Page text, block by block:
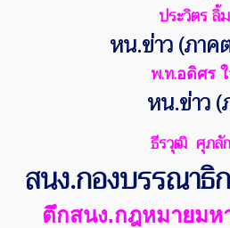
ประวิตร ลิ้
หน.ข่าว (ภาค
พ.ท.อดิศร
หน.ข่าว (
ธีรวุฒิ ศุภ
สนง.กองบรรณาธิ
ตึกสนง.กฎหมายม